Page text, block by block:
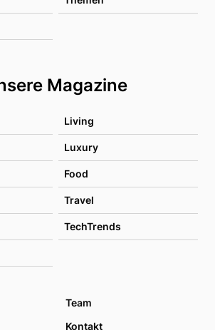
Magazine
Living
Luxury
Food
Travel
TechTrends
Team
Kontakt